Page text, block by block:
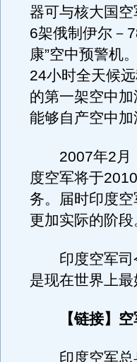
器可与核大国
6架俄制伊尔－
康”空中预警机
24小时全天候
的第一架空中
能够自产空中加
2007年2月，
度空军将于
务。届时印度
更加实际的阶段
印度空军司令
是现在世界上
【链接】空
印度空军总